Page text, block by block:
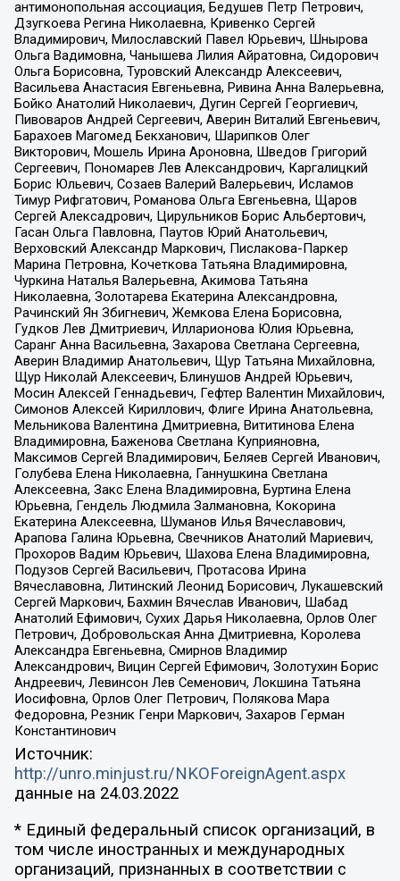
антимонопольная ассоциация, Бедушев Петр Петрович,
Дзугкоева Регина Николаевна, Кривенко Сергей
Владимирович, Милославский Павел Юрьевич, Шнырова
Ольга Вадимовна, Чанышева Лилия Айратовна, Сидорович
Ольга Борисовна, Туровский Александр Алексеевич,
Васильева Анастасия Евгеньевна, Ривина Анна Валерьевна,
Бойко Анатолий Николаевич, Дугин Сергей Георгиевич,
Пивоваров Андрей Сергеевич, Аверин Виталий Евгеньевич,
Барахоев Магомед Бекханович, Шарипков Олег
Викторович, Мошель Ирина Ароновна, Шведов Григорий
Сергеевич, Пономарев Лев Александрович, Каргалицкий
Борис Юльевич, Созаев Валерий Валерьевич, Исламов
Тимур Рифгатович, Романова Ольга Евгеньевна, Щаров
Сергей Алексадрович, Цирульников Борис Альбертович,
Гасан Ольга Павловна, Паутов Юрий Анатольевич,
Верховский Александр Маркович, Пислакова-Паркер
Марина Петровна, Кочеткова Татьяна Владимировна,
Чуркина Наталья Валерьевна, Акимова Татьяна
Николаевна, Золотарева Екатерина Александровна,
Рачинский Ян Збигневич, Жемкова Елена Борисовна,
Гудков Лев Дмитриевич, Илларионова Юлия Юрьевна,
Саранг Анна Васильевна, Захарова Светлана Сергеевна,
Аверин Владимир Анатольевич, Щур Татьяна Михайловна,
Щур Николай Алексеевич, Блинушов Андрей Юрьевич,
Мосин Алексей Геннадьевич, Гефтер Валентин Михайлович,
Симонов Алексей Кириллович, Флиге Ирина Анатольевна,
Мельникова Валентина Дмитриевна, Вититинова Елена
Владимировна, Баженова Светлана Куприяновна,
Максимов Сергей Владимирович, Беляев Сергей Иванович,
Голубева Елена Николаевна, Ганнушкина Светлана
Алексеевна, Закс Елена Владимировна, Буртина Елена
Юрьевна, Гендель Людмила Залмановна, Кокорина
Екатерина Алексеевна, Шуманов Илья Вячеславович,
Арапова Галина Юрьевна, Свечников Анатолий Мариевич,
Прохоров Вадим Юрьевич, Шахова Елена Владимировна,
Подузов Сергей Васильевич, Протасова Ирина
Вячеславовна, Литинский Леонид Борисович, Лукашевский
Сергей Маркович, Бахмин Вячеслав Иванович, Шабад
Анатолий Ефимович, Сухих Дарья Николаевна, Орлов Олег
Петрович, Добровольская Анна Дмитриевна, Королева
Александра Евгеньевна, Смирнов Владимир
Александрович, Вицин Сергей Ефимович, Золотухин Борис
Андреевич, Левинсон Лев Семенович, Локшина Татьяна
Иосифовна, Орлов Олег Петрович, Полякова Мара
Федоровна, Резник Генри Маркович, Захаров Герман
Константинович
Источник:
http://unro.minjust.ru/NKOForeignAgent.aspx
данные на 24.03.2022
* Единый федеральный список организаций, в
том числе иностранных и международных
организаций, признанных в соответствии с